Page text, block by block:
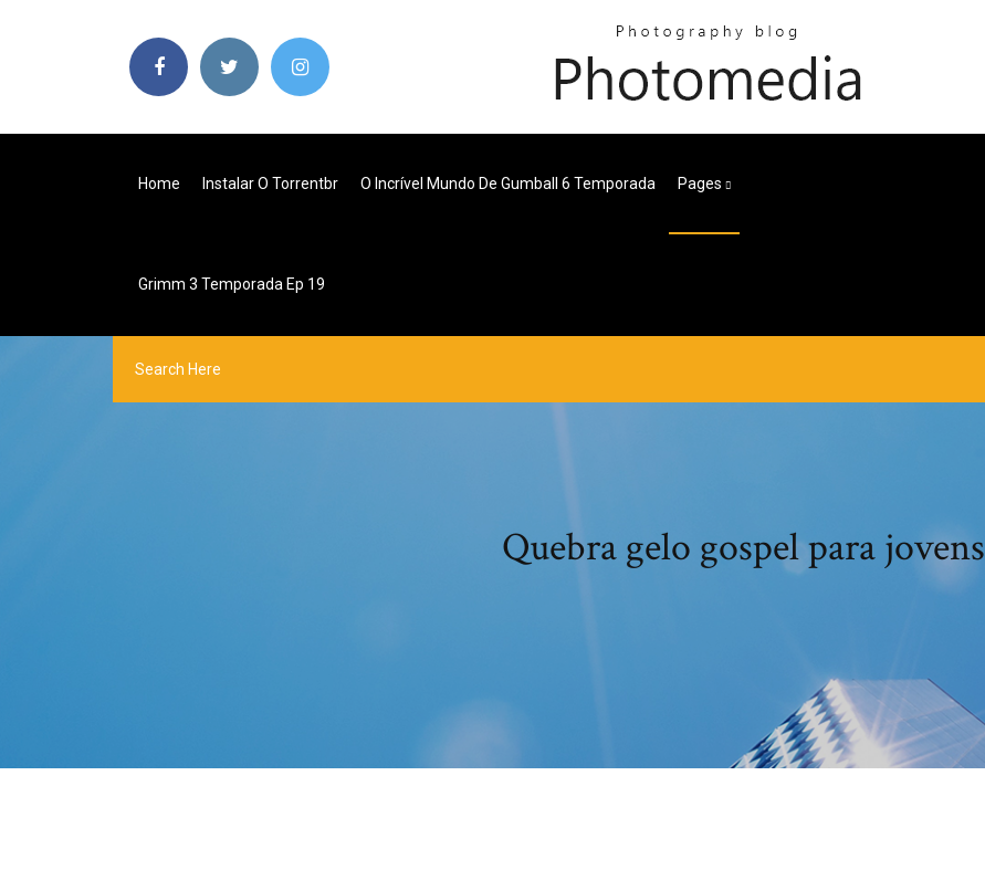
Home Instalar O Torrentbr O Incrível Mundo De Gumball 6 Temporada Pages
Grimm 3 Temporada Ep 19
Quebra gelo gospel para jovens